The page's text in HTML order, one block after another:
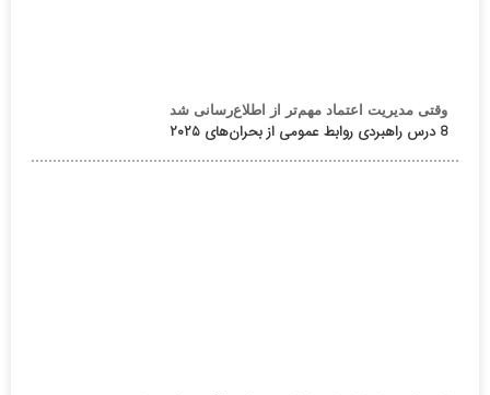
وقتی مدیریت اعتماد مهم‌تر از اطلاع‌رسانی شد
8 درس راهبردی روابط عمومی از بحران‌های ۲۰۲۵